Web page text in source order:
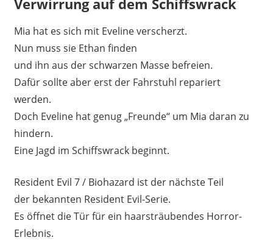
Mia hat es sich mit Eveline verscherzt.
Nun muss sie Ethan finden
und ihn aus der schwarzen Masse befreien.
Dafür sollte aber erst der Fahrstuhl repariert
werden.
Doch Eveline hat genug „Freunde“ um Mia daran zu
hindern.
Eine Jagd im Schiffswrack beginnt.
Resident Evil 7 / Biohazard ist der nächste Teil
der bekannten Resident Evil-Serie.
Es öffnet die Tür für ein haarsträubendes Horror-
Erlebnis.